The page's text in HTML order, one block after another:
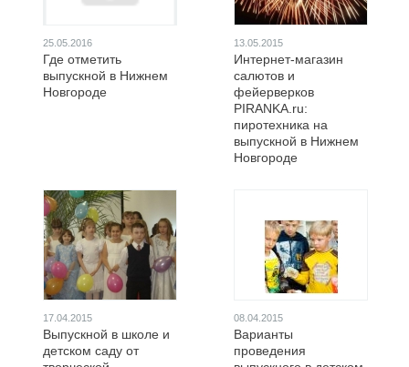
25.05.2016
Где отметить
выпускной в Нижнем
Новгороде
13.05.2015
Интернет-магазин
салютов и
фейерверков
PIRANKA.ru:
пиротехника на
выпускной в Нижнем
Новгороде
17.04.2015
Выпускной в школе и
детском саду от
08.04.2015
Варианты
проведения